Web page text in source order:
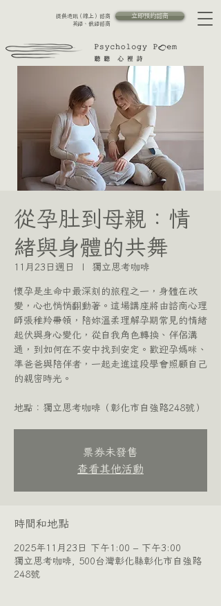
提供通訊（線上）諮商
英語、俄語諮商
立即預約諮商
從孕肚到母親：情
緒與身體的共舞
11月23日週日
  |
獨立思考咖啡
懷孕是生命中最深刻的旅程之一，身體在改
變，心也悄悄翻動著。這場講座將由諮商心理
師張稚羚帶領，陪妳溫柔理解孕期常見的情緒
起伏與身心變化，從自我角色轉換、伴侶溝
通，到如何在不安中找到安定。歡迎孕媽咪、
準爸爸與陪伴者，一起走進這段學會照顧自己
的親密時光。
地點：獨立思考咖啡（彰化市自強路248號）
票券未發售
查看其他活動
時間和地點
2025年11月23日 下午1:00 – 下午3:00
獨立思考咖啡, 500台灣彰化縣彰化市自強路
248號